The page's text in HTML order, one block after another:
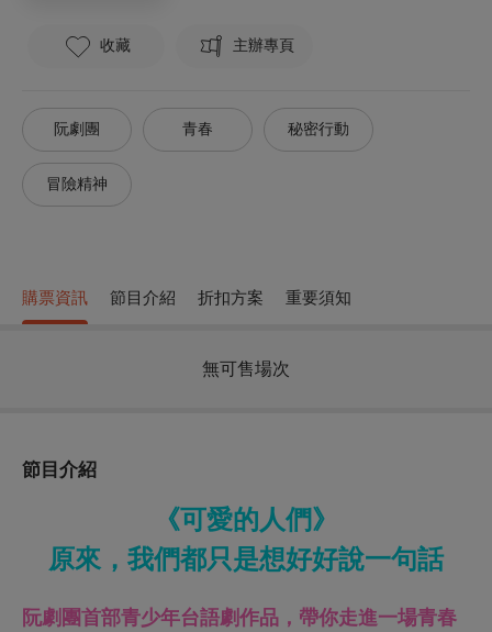
收藏 主辦專頁
阮劇團 青春 秘密行動
冒險精神
購票資訊 節目介紹 折扣方案 重要須知
無可售場次
節目介紹
《可愛的人們》
原來，我們都只是想好好說一句話
阮劇團首部青少年台語劇作品，帶你走進一場青春